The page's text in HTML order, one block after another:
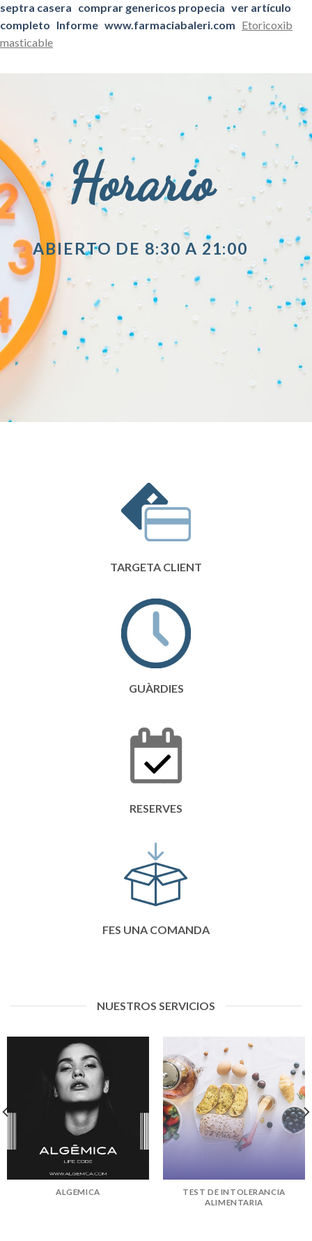
septra casera comprar genericos propecia ver artículo
completo Informe www.farmaciabaleri.com Etoricoxib
masticable
Horario
ABIERTO DE 8:30 A 21:00
TARGETA CLIENT
GUÀRDIES
RESERVES
FES UNA COMANDA
NUESTROS SERVICIOS
ALGEMICA
TEST DE INTOLERANCIA
ALIMENTARIA